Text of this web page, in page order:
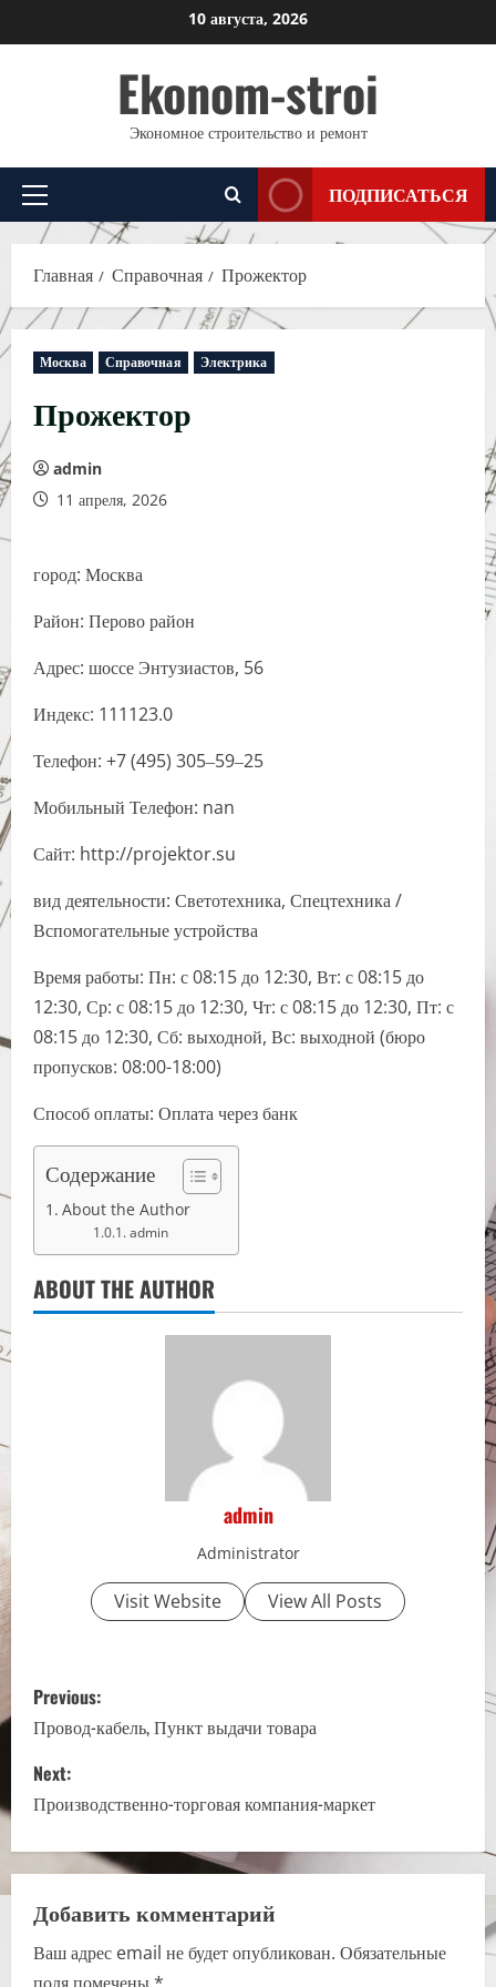
к
10 августа, 2026
Ekonom-stroi
Экономное строительство и ремонт
Основное
меню
ПОДПИСАТЬСЯ
Главная Справочная Прожектор
Москва Справочная Электрика
Прожектор
admin
11 апреля, 2026
город: Москва
Район: Перово район
Адрес: шоссе Энтузиастов, 56
Индекс: 111123.0
Телефон: +7 (495) 305‒59‒25
Мобильный Телефон: nan
Сайт: http://projektor.su
вид деятельности: Светотехника, Спецтехника /
Вспомогательные устройства
Время работы: Пн: с 08:15 до 12:30, Вт: с 08:15 до
12:30, Ср: с 08:15 до 12:30, Чт: с 08:15 до 12:30, Пт: с
08:15 до 12:30, Сб: выходной, Вс: выходной (бюро
пропусков: 08:00-18:00)
Способ оплаты: Оплата через банк
Содержание
About the Author
admin
ABOUT THE AUTHOR
admin
Administrator
Visit Website View All Posts
P
o
s
t
n
a
v
Previous:
Провод-кабель, Пункт выдачи товара
Next:
Производственно-торговая компания-маркет
Добавить комментарий
Ваш адрес email не будет опубликован. Обязательные